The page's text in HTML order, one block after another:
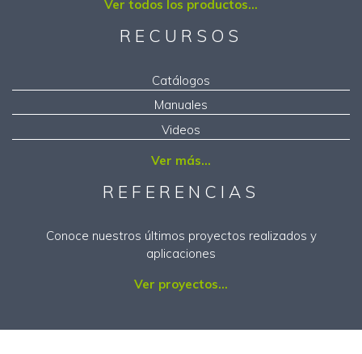
Ver todos los productos...
RECURSOS
Catálogos
Manuales
Videos
Ver más...
REFERENCIAS
Conoce nuestros últimos proyectos realizados y
aplicaciones
Ver proyectos...